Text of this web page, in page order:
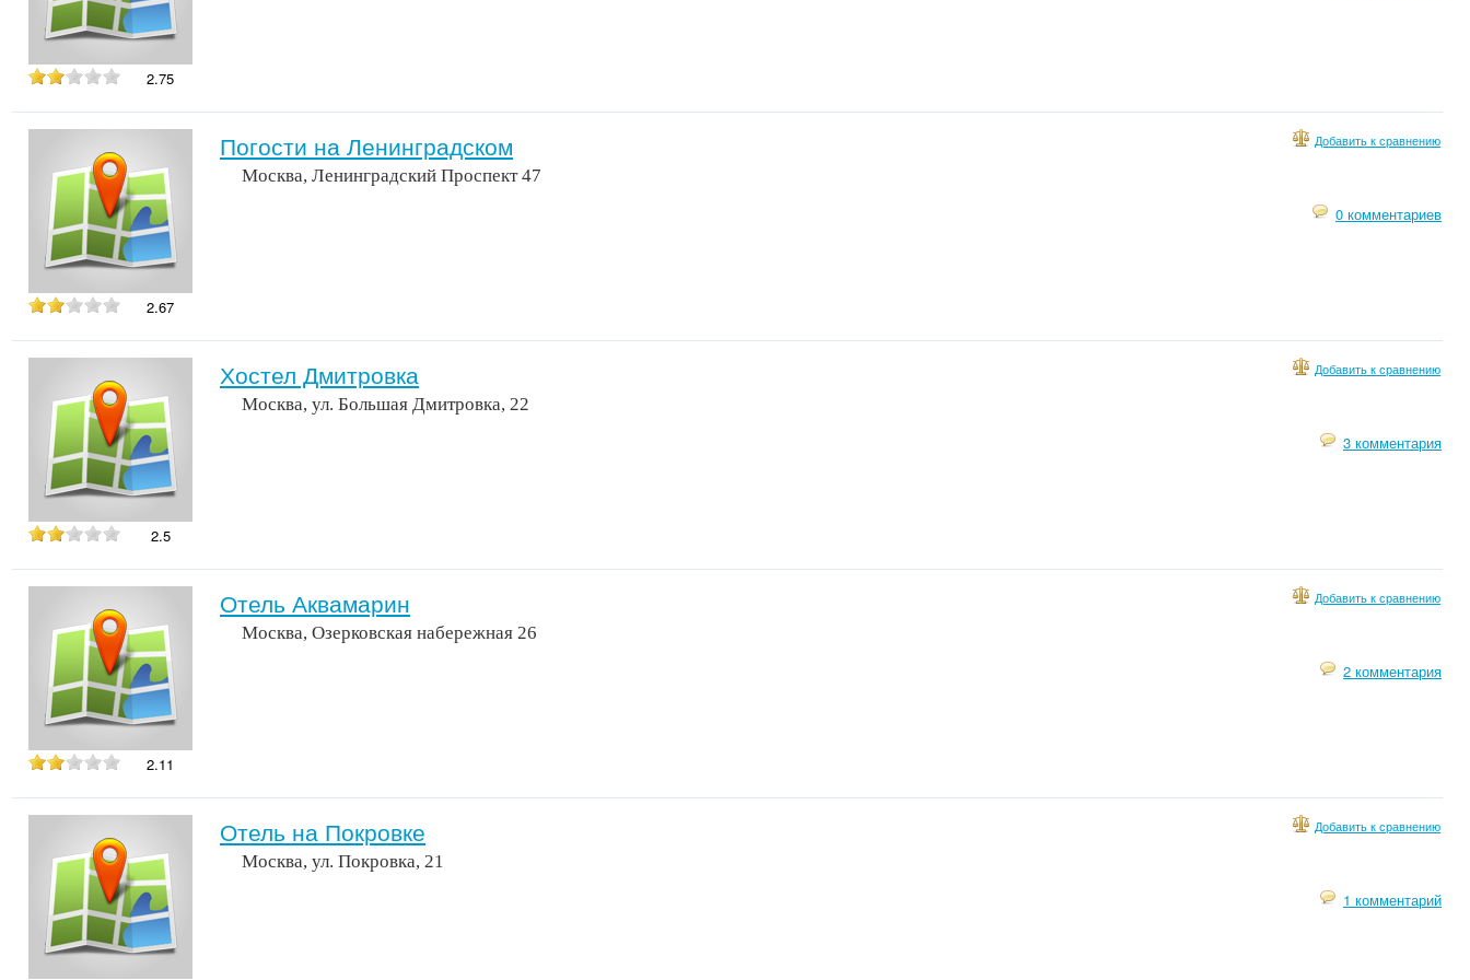
2.75
2.67
Погости на Ленинградском Добавить к сравнению
Москва, Ленинградский Проспект 47
0 комментариев
2.5
Хостел Дмитровка Добавить к сравнению
Москва, ул. Большая Дмитровка, 22
3 комментария
2.11
Отель Аквамарин Добавить к сравнению
Москва, Озерковская набережная 26
2 комментария
Отель на Покровке Добавить к сравнению
Москва, ул. Покровка, 21
1 комментарий